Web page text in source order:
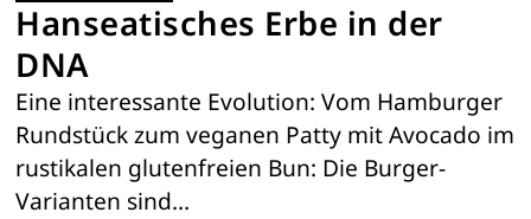
Hanseatisches Erbe in der
DNA
Eine interessante Evolution: Vom Hamburger
Rundstück zum veganen Patty mit Avocado im
rustikalen glutenfreien Bun: Die Burger-
Varianten sind…